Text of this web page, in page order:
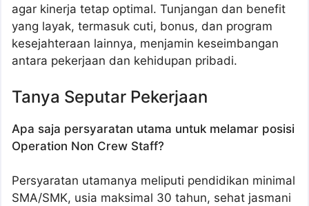
agar kinerja tetap optimal. Tunjangan dan benefit
yang layak, termasuk cuti, bonus, dan program
kesejahteraan lainnya, menjamin keseimbangan
antara pekerjaan dan kehidupan pribadi.
Tanya Seputar Pekerjaan
Apa saja persyaratan utama untuk melamar posisi
Operation Non Crew Staff?
Persyaratan utamanya meliputi pendidikan minimal
SMA/SMK, usia maksimal 30 tahun, sehat jasmani